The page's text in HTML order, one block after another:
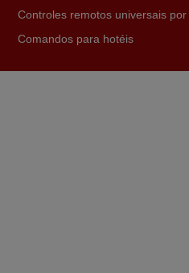
Controles remotos universais por
Comandos para hotéis